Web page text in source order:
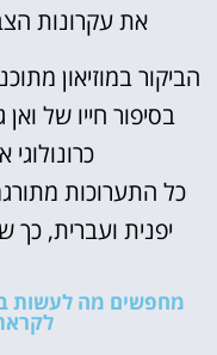
את עקרונות
הביקור במוזיאון
בסיפור חייו של ואן
כל התערוכות
יפנית ועברית, כך
מחפשים מה לעשות